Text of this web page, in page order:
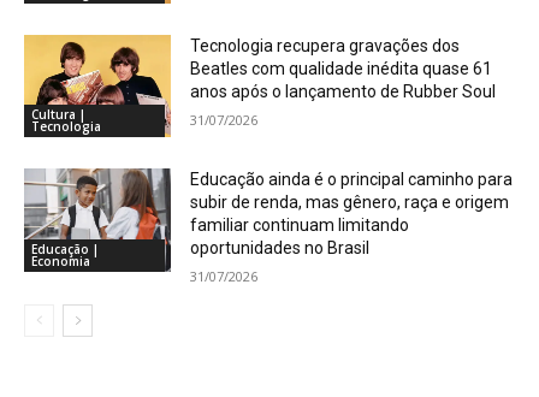
Cultura |
Tecnologia
Tecnologia recupera gravações dos
Beatles com qualidade inédita quase 61
anos após o lançamento de Rubber Soul
31/07/2026
Educação |
Economia
Educação ainda é o principal caminho para
subir de renda, mas gênero, raça e origem
familiar continuam limitando
oportunidades no Brasil
31/07/2026